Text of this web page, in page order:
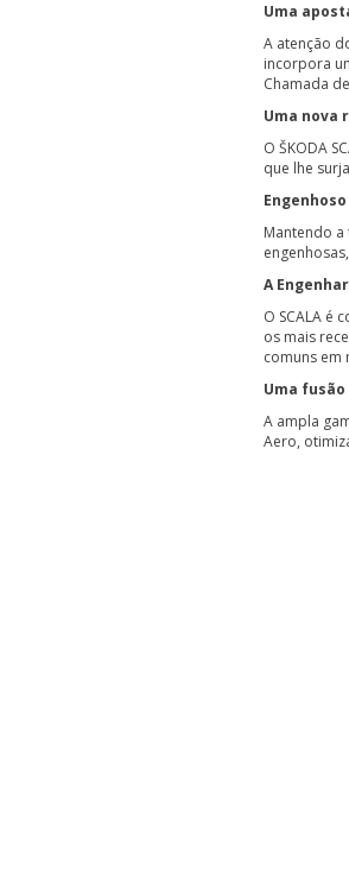
Uma
A atenção
incorpora
Chamada
Uma nova
O ŠKODA
que lhe
Mantendo a
A
O SCALA é
os mais
comuns em
Uma
A ampla
Aero,